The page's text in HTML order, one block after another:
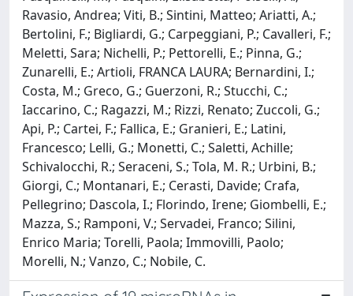
Ravasio, Andrea; Viti, B.; Sintini, Matteo; Ariatti, A.;
Bertolini, F.; Bigliardi, G.; Carpeggiani, P.; Cavalleri, F.;
Meletti, Sara; Nichelli, P.; Pettorelli, E.; Pinna, G.;
Zunarelli, E.; Artioli, FRANCA LAURA; Bernardini, I.;
Costa, M.; Greco, G.; Guerzoni, R.; Stucchi, C.;
Iaccarino, C.; Ragazzi, M.; Rizzi, Renato; Zuccoli, G.;
Api, P.; Cartei, F.; Fallica, E.; Granieri, E.; Latini,
Francesco; Lelli, G.; Monetti, C.; Saletti, Achille;
Schivalocchi, R.; Seraceni, S.; Tola, M. R.; Urbini, B.;
Giorgi, C.; Montanari, E.; Cerasti, Davide; Crafa,
Pellegrino; Dascola, I.; Florindo, Irene; Giombelli, E.;
Mazza, S.; Ramponi, V.; Servadei, Franco; Silini,
Enrico Maria; Torelli, Paola; Immovilli, Paolo;
Morelli, N.; Vanzo, C.; Nobile, C.